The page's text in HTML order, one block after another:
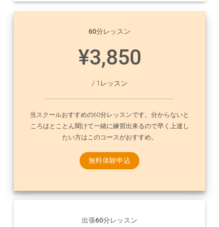
60分レッスン
¥3,850
/ 1レッスン
当スクールおすすめの60分レッスンです。分からないと
ころはとことん聞けて一緒に練習出来るので早く上達し
たい方はこのコースがおすすめ。
無料体験申込
出張60分レッスン